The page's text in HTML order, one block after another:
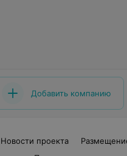
Добавить компанию
Новости проекта